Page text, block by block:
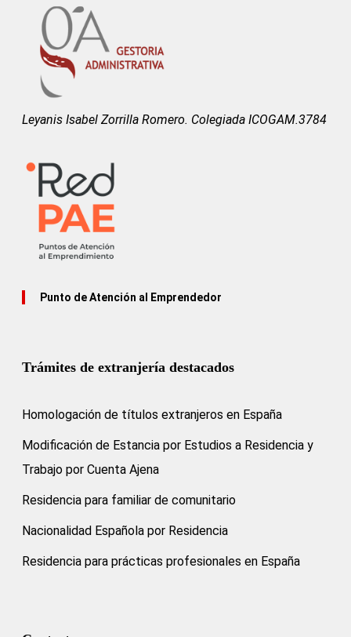
Leyanis Isabel Zorrilla Romero. Colegiada ICOGAM.3784
Punto de Atención al Emprendedor
Trámites de extranjería destacados
Homologación de títulos extranjeros en España
Modificación de Estancia por Estudios a Residencia y
Trabajo por Cuenta Ajena
Residencia para familiar de comunitario
Nacionalidad Española por Residencia
Residencia para prácticas profesionales en España